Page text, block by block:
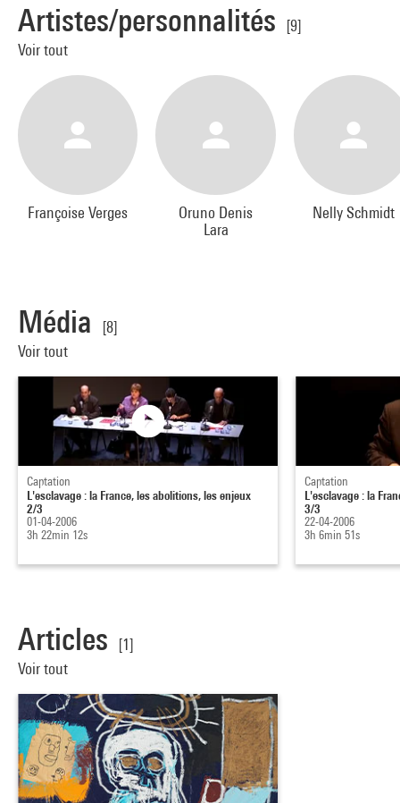
Artistes/personnalités
[9]
Voir tout
Françoise Verges
Oruno Denis
Lara
Nelly Schmidt
Média
[8]
Voir tout
Captation
L'esclavage : la France, les abolitions, les enjeux
2/3
01-04-2006
3h 22min 12s
Captation
L'esclavage : la
3/3
22-04-2006
3h 6min 51s
Articles
[1]
Voir tout